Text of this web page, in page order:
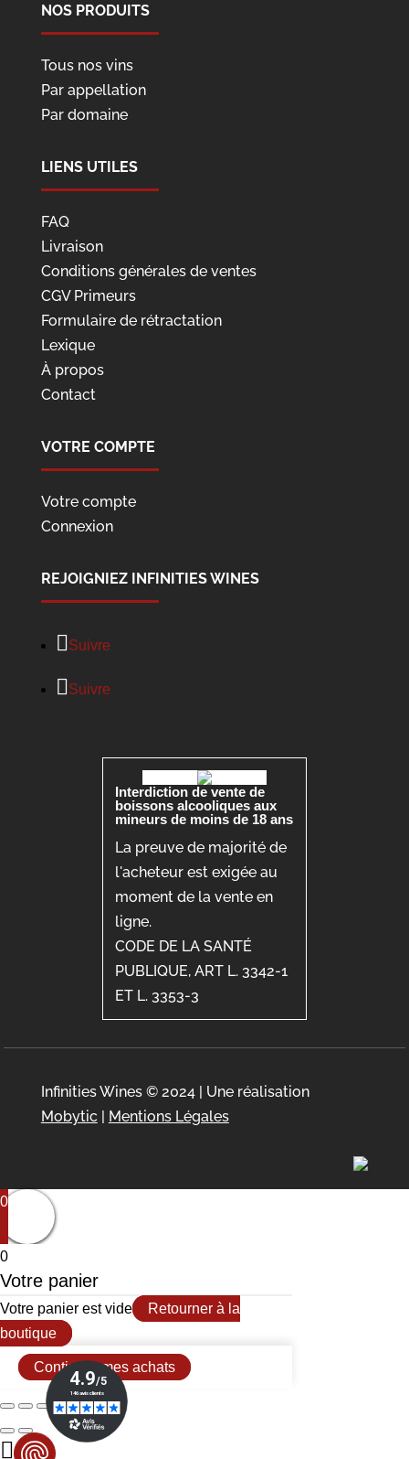
NOS PRODUITS
Tous nos vins
Par appellation
Par domaine
LIENS UTILES
FAQ
Livraison
Conditions générales de ventes
CGV Primeurs
Formulaire de rétractation
Lexique
À propos
Contact
VOTRE COMPTE
Votre compte
Connexion
REJOIGNIEZ INFINITIES WINES
Suivre
Suivre
Interdiction de vente de
boissons alcooliques aux
mineurs de moins de 18 ans
La preuve de majorité de
l'acheteur est exigée au
moment de la vente en
ligne.
CODE DE LA SANTÉ
PUBLIQUE, ART L. 3342-1
ET L. 3353-3
Infinities Wines © 2024 | Une réalisation
Mobytic | Mentions Légales
0
0
Votre panier
Votre panier est vide
Retourner à la
boutique
Continuer mes achats